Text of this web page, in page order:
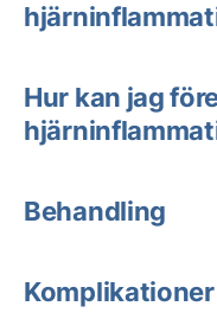
Hur kan jag
Behandling
Komplikationer